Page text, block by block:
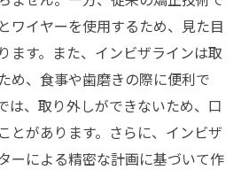
ワイヤーを使用するため、見た目
ます。また、インビザラインは取
め、食事や歯磨きの際に便利で
は、取り外しができないため、口
とがあります。さらに、インビザ
ーによる精密な計画に基づいて作